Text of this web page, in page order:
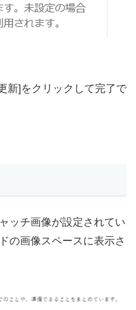
新]をクリックして完了で
ッチ画像が設定されてい
の画像スペースに表示さ